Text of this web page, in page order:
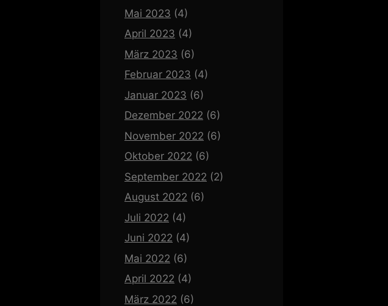
Mai 2023 (4)
April 2023 (4)
März 2023 (6)
Februar 2023 (4)
Januar 2023 (6)
Dezember 2022 (6)
November 2022 (6)
Oktober 2022 (6)
September 2022 (2)
August 2022 (6)
Juli 2022 (4)
Juni 2022 (4)
Mai 2022 (6)
April 2022 (4)
März 2022 (6)